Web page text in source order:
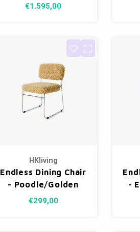
€1.595,00
HKliving
Endless Dining Chair
- Poodle/Golden
€299,00
-